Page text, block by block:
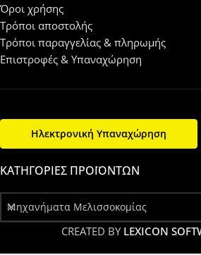
Όροι χρήσης
Τρόποι αποστολής
Τρόποι παραγγελίας & πληρωμής
Επιστροφές & Υπαναχώρηση
Ηλεκτρονική Υπαναχώρηση
ΚΑΤΗΓΟΡΊΕΣ ΠΡΟΪΌΝΤΩΝ
Μηχανήματα Μελισσοκομίας
CREATED BY LEXICON